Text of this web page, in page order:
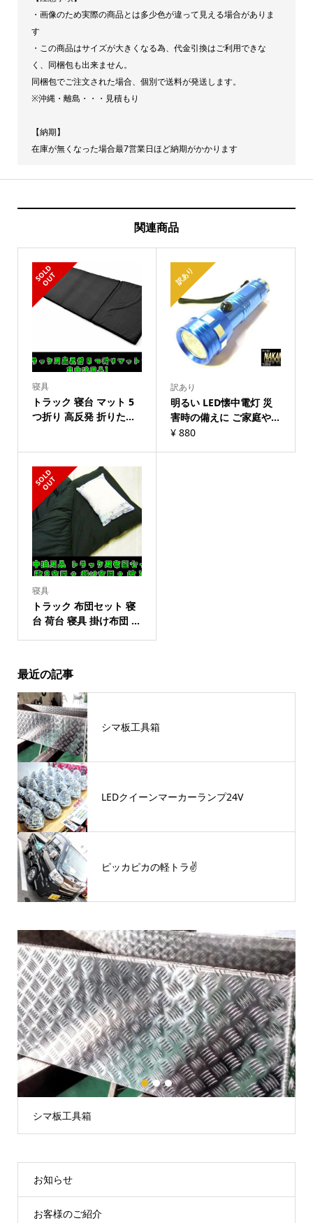
リ
ナ
ル
[サ
800×395mm
・画像のため実際の商品とは多少色が違って見える場合がありま
す
・この商品はサイズが大きくなる為、代金引換はご利用できな
く、同梱包も出来ません。
同梱包でご注文された場合、個別で送料が発送します。
※沖縄・離島・・・見積もり
【納期】
在庫が無くなった場合最7営業日ほど納期がかかります
関連商品
S
O
L
D
O
U
T
寝具
トラック 寝台 マット 5
つ折り 高反発 折りた...
訳あり
訳あり
明るい LED懐中電灯 災
害時の備えに ご家庭や...
¥ 880
S
O
L
D
O
U
T
寝具
トラック 布団セット 寝
台 荷台 寝具 掛け布団 ...
最近の記事
シマ板工具箱
LEDクイーンマーカーランプ24V
ピッカピカの軽トラ✌
シマ板工具箱
1 2 3
お知らせ
お客様のご紹介